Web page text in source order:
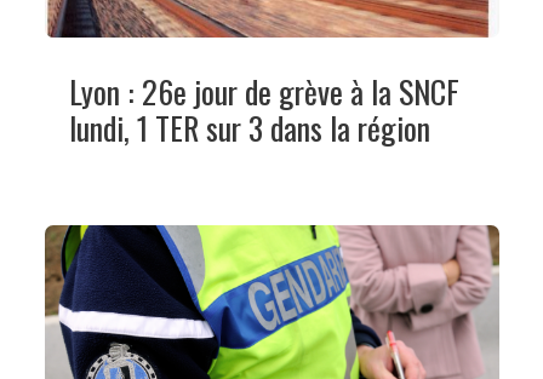
Lyon : 26e jour de grève à la SNCF
lundi, 1 TER sur 3 dans la région